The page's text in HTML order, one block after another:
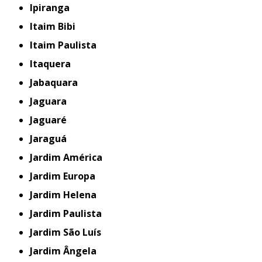
Ipiranga
Itaim Bibi
Itaim Paulista
Itaquera
Jabaquara
Jaguara
Jaguaré
Jaraguá
Jardim América
Jardim Europa
Jardim Helena
Jardim Paulista
Jardim São Luís
Jardim Ângela